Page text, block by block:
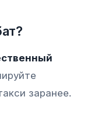
заранее.